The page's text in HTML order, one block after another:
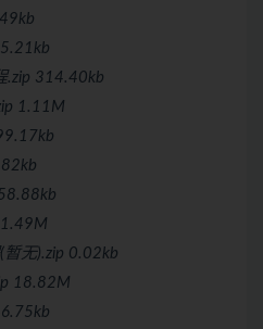
.zip 314.40kb
1.11M
无).zip 0.02kb
18.82M